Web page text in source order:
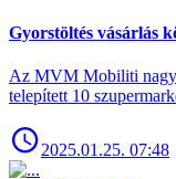
Gyorstöltés vásárlás
Az MVM Mobiliti
telepített 10
2025.01.25. 07:48